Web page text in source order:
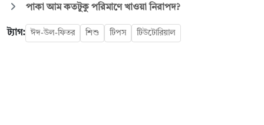
পাকা আম কতটুকু পরিমাণে খাওয়া নিরাপদ?
ট্যাগ: ঈদ-উল-ফিতর শিশু টিপস টিউটোরিয়াল